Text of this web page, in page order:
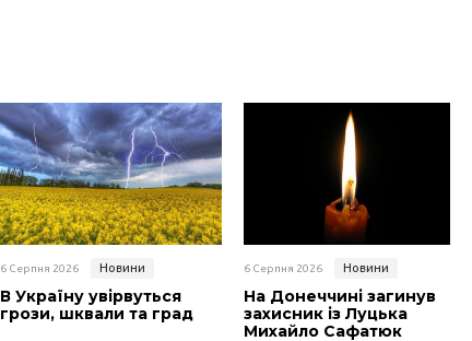
6 Серпня 2026 Новини
В Україну увірвуться
грози, шквали та град
6 Серпня 2026 Новини
На Донеччині загинув
захисник із Луцька
Михайло Сафатюк